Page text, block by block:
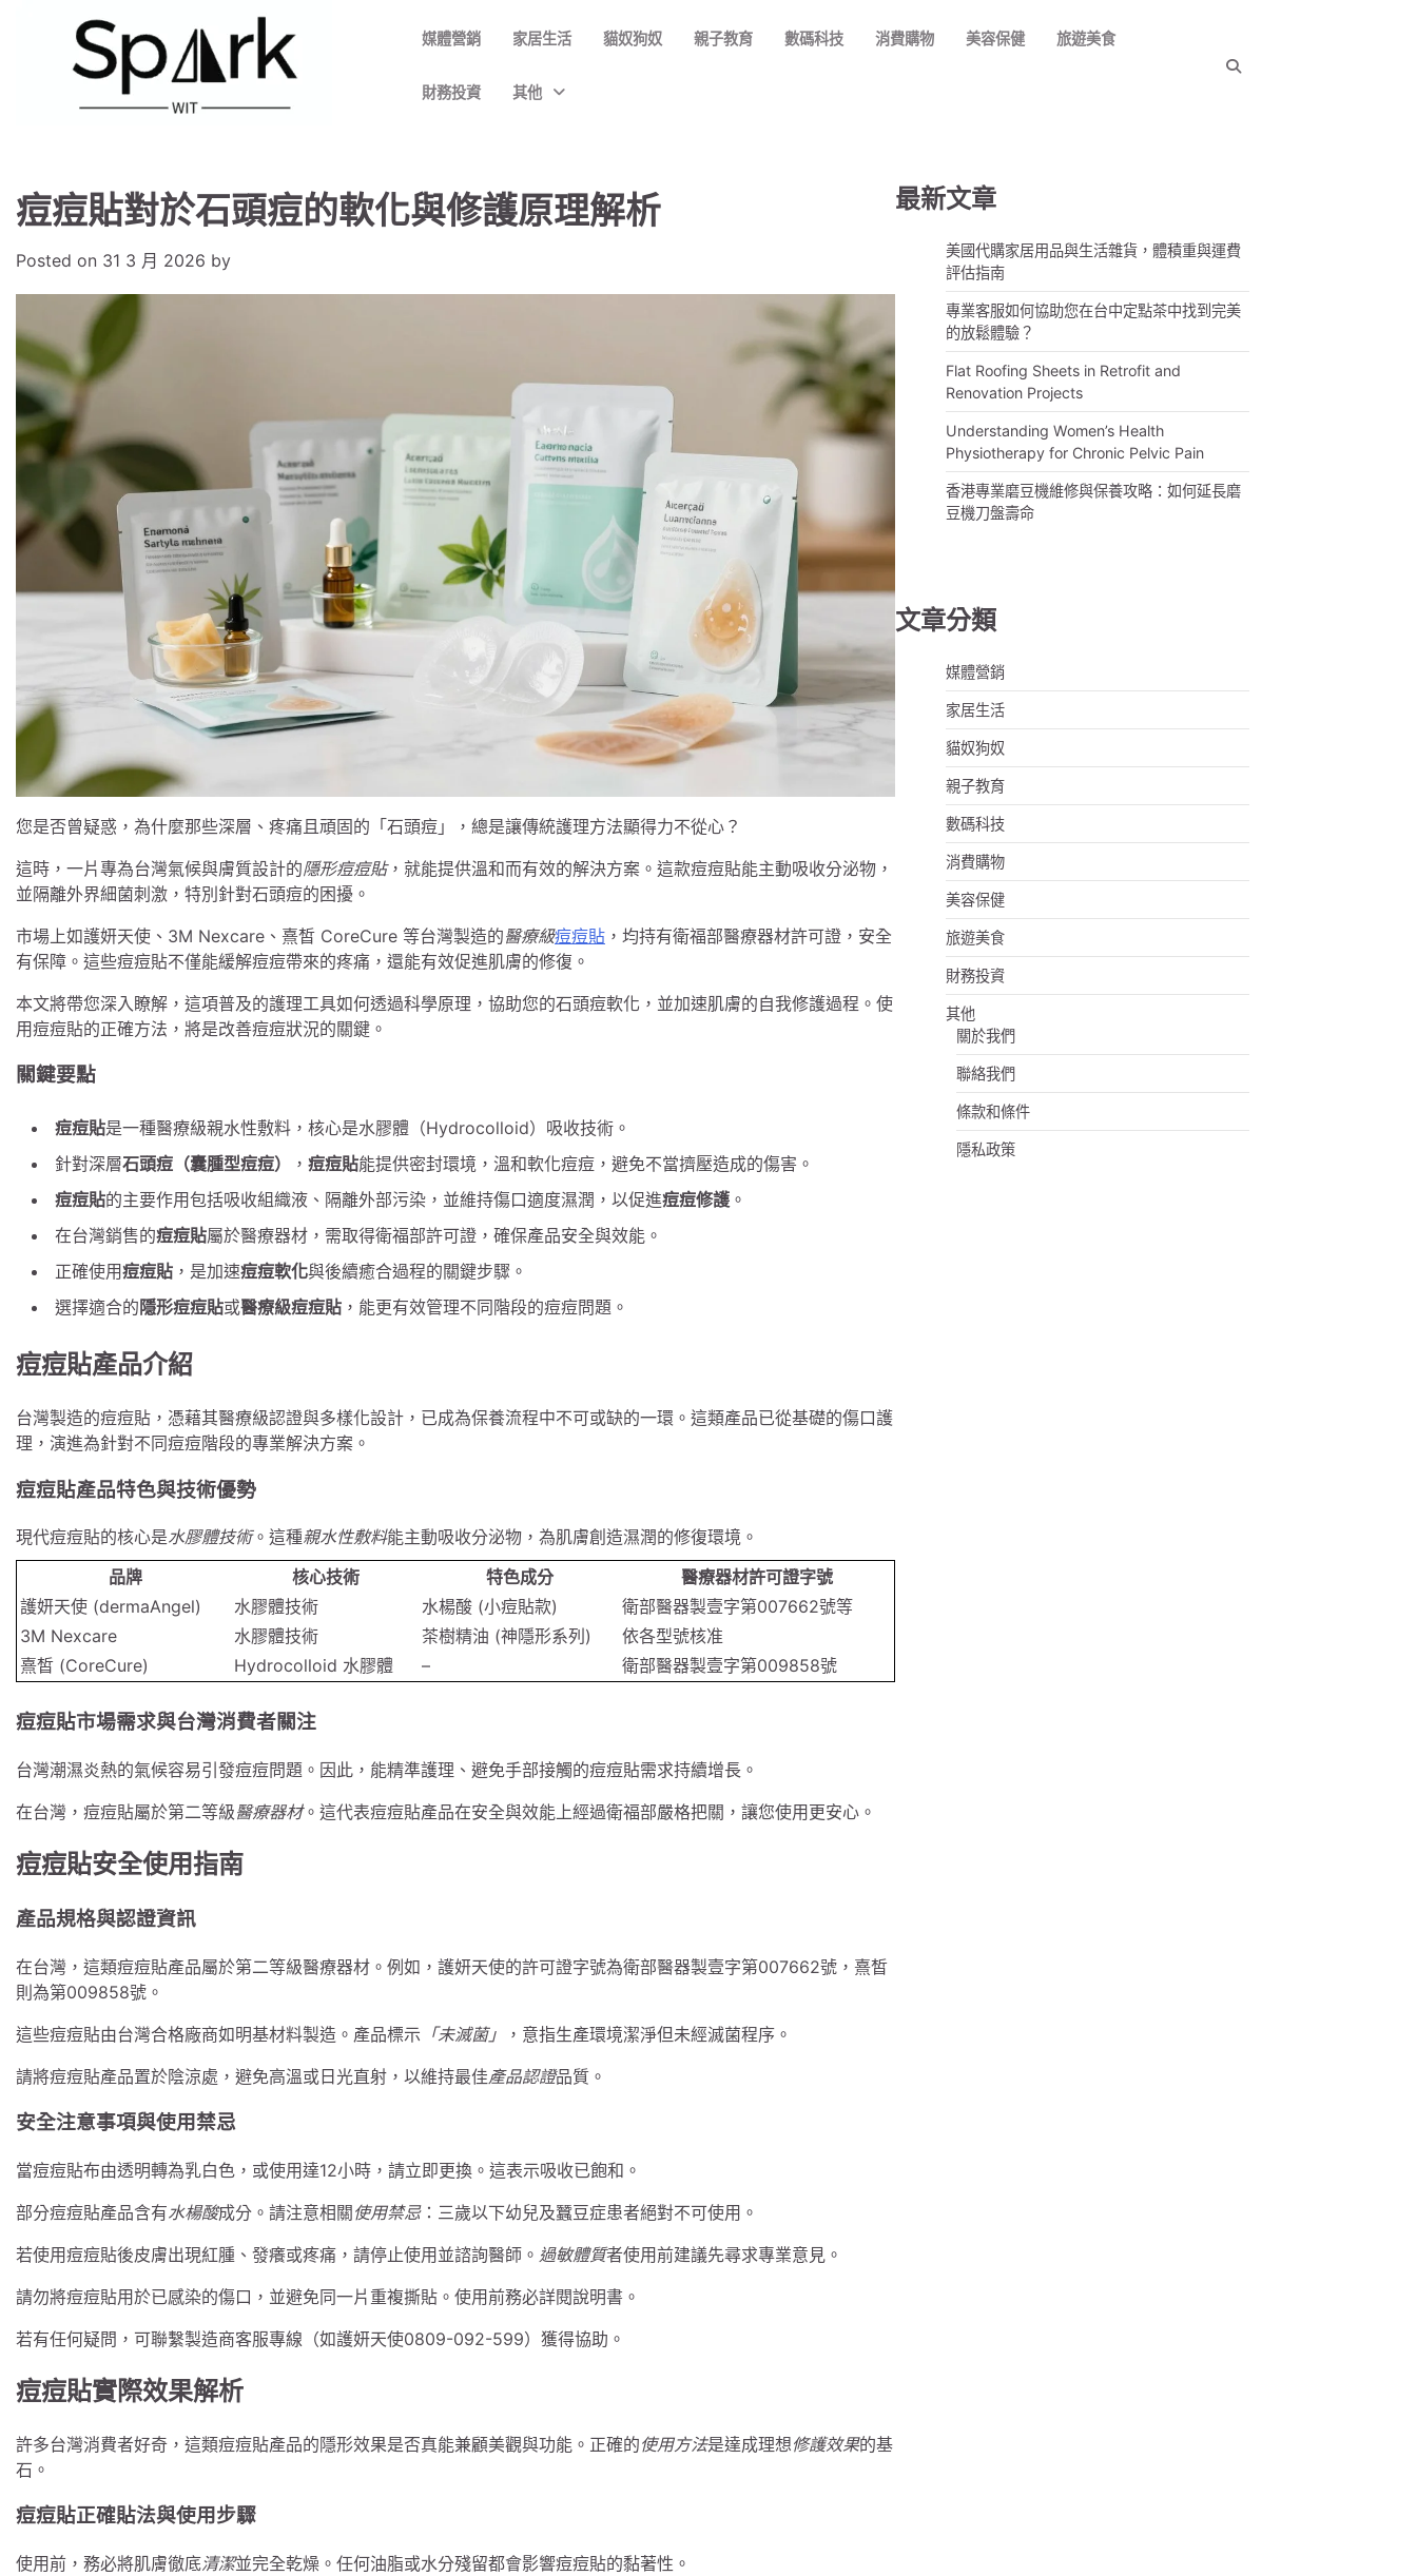
媒體營銷 家居生活 貓奴狗奴 親子教育 數碼科技 消費購物 美容保健 旅遊美食
財務投資 其他
痘痘貼對於石頭痘的軟化與修護原理解析
Posted on 31 3 月 2026 by
您是否曾疑惑，為什麼那些深層、疼痛且頑固的「石頭痘」，總是讓傳統護理方法顯得力不從心？
這時，一片專為台灣氣候與膚質設計的隱形痘痘貼，就能提供溫和而有效的解決方案。這款痘痘貼能主動吸收分泌物，
並隔離外界細菌刺激，特別針對石頭痘的困擾。
市場上如護妍天使、3M Nexcare、熹皙 CoreCure 等台灣製造的醫療級痘痘貼 ，均持有衛福部醫療器材許可證，安全
有保障。這些痘痘貼不僅能緩解痘痘帶來的疼痛，還能有效促進肌膚的修復。
本文將帶您深入瞭解，這項普及的護理工具如何透過科學原理，協助您的石頭痘軟化，並加速肌膚的自我修護過程。使
用痘痘貼的正確方法，將是改善痘痘狀況的關鍵。
關鍵要點
痘痘貼是一種醫療級親水性敷料，核心是水膠體（Hydrocolloid）吸收技術。
針對深層石頭痘（囊腫型痘痘） ， 痘痘貼能提供密封環境，溫和軟化痘痘，避免不當擠壓造成的傷害。
痘痘貼的主要作用包括吸收組織液、隔離外部污染，並維持傷口適度濕潤，以促進痘痘修護 。
在台灣銷售的痘痘貼屬於醫療器材，需取得衛福部許可證，確保產品安全與效能。
正確使用痘痘貼 ，是加速痘痘軟化與後續癒合過程的關鍵步驟。
選擇適合的 隱形痘痘貼或醫療級痘痘貼 ，能更有效管理不同階段的痘痘問題。
痘痘貼產品介紹
台灣製造的痘痘貼，憑藉其醫療級認證與多樣化設計，已成為保養流程中不可或缺的一環。這類產品已從基礎的傷口護
理，演進為針對不同痘痘階段的專業解決方案。
痘痘貼產品特色與技術優勢
現代痘痘貼的核心是水膠體技術。這種親水性敷料能主動吸收分泌物，為肌膚創造濕潤的修復環境。
品牌
核心技術 特色成分
醫療器材許可證字號
護妍天使 (dermaAngel)
水膠體技術 水楊酸 (小痘貼款)
衛部醫器製壹字第007662號等
3M Nexcare
水膠體技術 茶樹精油 (神隱形系列)
依各型號核准
熹皙 (CoreCure)
Hydrocolloid 水膠體 – 衛部醫器製壹字第009858號
痘痘貼市場需求與台灣消費者關注
台灣潮濕炎熱的氣候容易引發痘痘問題。因此，能精準護理、避免手部接觸的痘痘貼需求持續增長。
在台灣，痘痘貼屬於第二等級醫療器材。這代表痘痘貼產品在安全與效能上經過衛福部嚴格把關，讓您使用更安心。
痘痘貼安全使用指南
產品規格與認證資訊
在台灣，這類痘痘貼產品屬於第二等級醫療器材。例如，護妍天使的許可證字號為衛部醫器製壹字第007662號，熹皙
則為第009858號。
這些痘痘貼由台灣合格廠商如明基材料製造。產品標示 「未滅菌」
，意指生產環境潔淨但未經滅菌程序。
請將痘痘貼產品置於陰涼處，避免高溫或日光直射，以維持最佳產品認證品質。
安全注意事項與使用禁忌
當痘痘貼布由透明轉為乳白色，或使用達12小時，請立即更換。這表示吸收已飽和。
部分痘痘貼產品含有水楊酸成分。請注意相關使用禁忌：三歲以下幼兒及蠶豆症患者絕對不可使用。
若使用痘痘貼後皮膚出現紅腫、發癢或疼痛，請停止使用並諮詢醫師。 過敏體質者使用前建議先尋求專業意見。
請勿將痘痘貼用於已感染的傷口，並避免同一片重複撕貼。使用前務必詳閱說明書。
若有任何疑問，可聯繫製造商客服專線（如護妍天使0809-092-599）獲得協助。
痘痘貼實際效果解析
許多台灣消費者好奇，這類痘痘貼產品的隱形效果是否真能兼顧美觀與功能。正確的使用方法是達成理想修護效果的基
石。
痘痘貼正確貼法與使用步驟
使用前，務必將肌膚徹底清潔並完全乾燥。任何油脂或水分殘留都會影響痘痘貼的黏著性。
最新文章
美國代購家居用品與生活雜貨，體積重與運費
評估指南
專業客服如何協助您在台中定點茶中找到完美
的放鬆體驗？
Flat Roofing Sheets in Retrofit and
Renovation Projects
Understanding Women’s Health
Physiotherapy for Chronic Pelvic Pain
香港專業磨豆機維修與保養攻略：如何延長磨
豆機刀盤壽命
文章分類
媒體營銷
家居生活
貓奴狗奴
親子教育
數碼科技
消費購物
美容保健
旅遊美食
財務投資
其他
關於我們
聯絡我們
條款和條件
隱私政策